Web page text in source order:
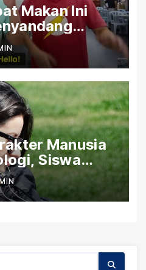
Makan Ini
Manusia
Siswa